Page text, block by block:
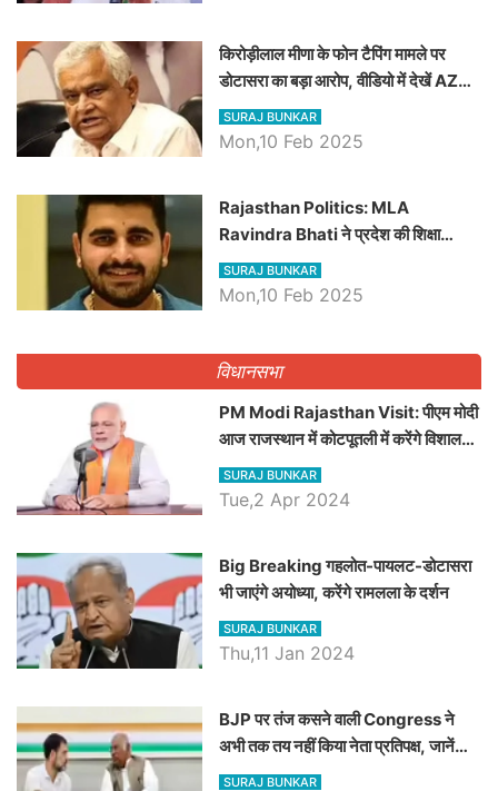
किरोड़ीलाल मीणा के फोन टैपिंग मामले पर
डोटासरा का बड़ा आरोप, वीडियो में देखें AZ
बड़ी खबरें
SURAJ BUNKAR
Mon,10 Feb 2025
Rajasthan Politics: MLA
Ravindra Bhati ने प्रदेश की शिक्षा
व्यवस्था पर उठाए सवाल, Madan
Dilawar पर हमला करते हुए गिनवाये खाली
SURAJ BUNKAR
Mon,10 Feb 2025
विधानसभा
PM Modi Rajasthan Visit: पीएम मोदी
आज राजस्थान में कोटपूतली में करेंगे विशाल
रैली, एक सभा से 8 सीटों पर साधेगें निशाना
SURAJ BUNKAR
Tue,2 Apr 2024
Big Breaking गहलोत-पायलट-डोटासरा
भी जाएंगे अयोध्या, करेंगे रामलला के दर्शन
SURAJ BUNKAR
Thu,11 Jan 2024
BJP पर तंज कसने वाली Congress ने
अभी तक तय नहीं किया नेता प्रतिपक्ष, जानें
कौन होगा दावेदार
SURAJ BUNKAR